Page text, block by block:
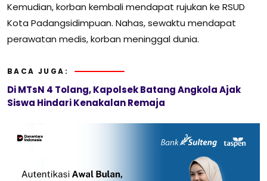
Kemudian, korban kembali mendapat rujukan ke RSUD
Kota Padangsidimpuan. Nahas, sewaktu mendapat
perawatan medis, korban meninggal dunia.
BACA JUGA:
Di MTsN 4 Tolang, Kapolsek Batang Angkola Ajak
Siswa Hindari Kenakalan Remaja